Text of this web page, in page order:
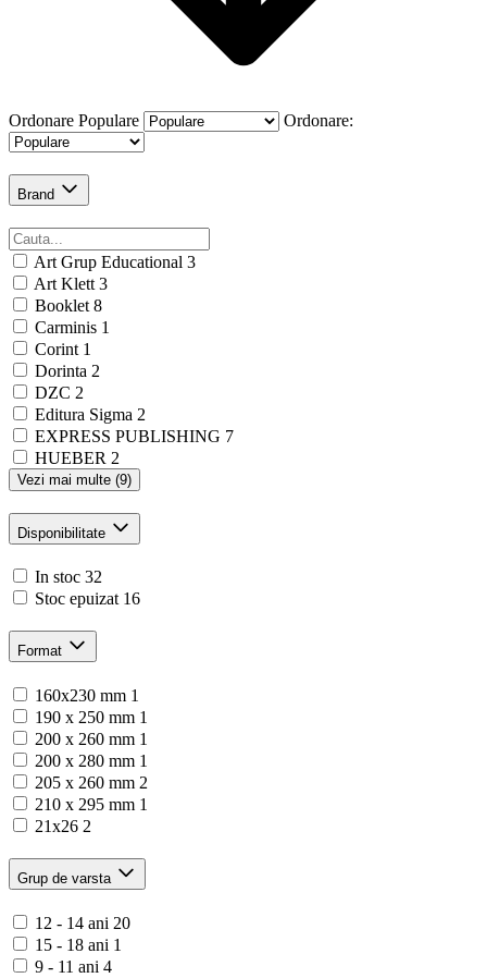
Ordonare Populare Ordonare:
Brand
Art Grup Educational 3
Art Klett 3
Booklet 8
Carminis 1
Corint 1
Dorinta 2
DZC 2
Editura Sigma 2
EXPRESS PUBLISHING 7
HUEBER 2
Vezi mai multe (9)
Disponibilitate
In stoc 32
Stoc epuizat 16
Format
160x230 mm 1
190 x 250 mm 1
200 x 260 mm 1
200 x 280 mm 1
205 x 260 mm 2
210 x 295 mm 1
21x26 2
Grup de varsta
12 - 14 ani 20
15 - 18 ani 1
9 - 11 ani 4